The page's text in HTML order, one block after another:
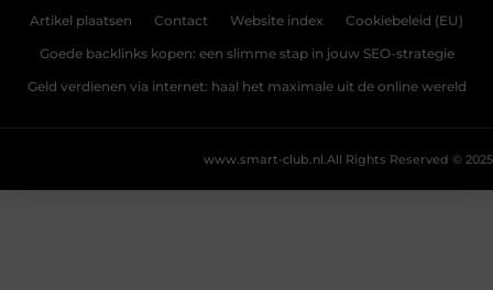
Artikel plaatsen Contact Website index Cookiebeleid (EU)
Goede backlinks kopen: een slimme stap in jouw SEO-strategie
Geld verdienen via internet: haal het maximale uit de online wereld
All Rights Reserved © 2025
www.smart-club.nl.